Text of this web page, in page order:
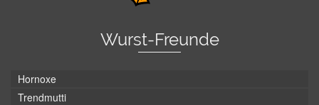
Wurst-Freunde
Hornoxe
Trendmutti